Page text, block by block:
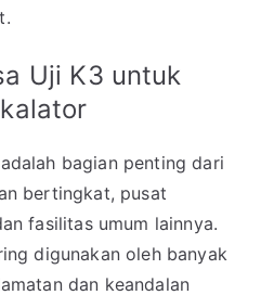
Uji K3 untuk
bagian penting dari
bertingkat, pusat
fasilitas umum lainnya.
digunakan oleh banyak
dan keandalan